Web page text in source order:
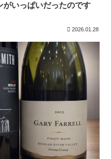
いっぱいだったのです
2026.01.28